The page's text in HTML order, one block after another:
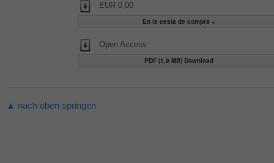
EUR 0,00
Open Access
PDF (1,9 MB) Download
▲ nach oben springen